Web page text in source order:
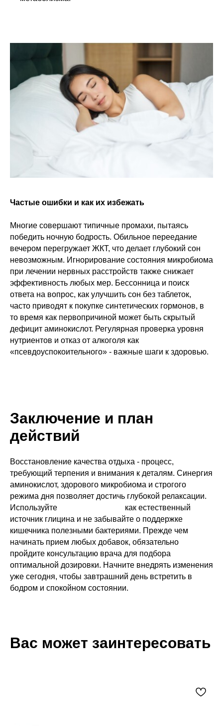
Частые ошибки и как их избежать
Многие совершают типичные промахи, пытаясь
победить ночную бодрость. Обильное переедание
вечером перегружает ЖКТ, что делает глубокий сон
невозможным. Игнорирование состояния микробиома
при лечении нервных расстройств также снижает
эффективность любых мер. Бессонница и поиск
ответа на вопрос, как улучшить сон без таблеток,
часто приводят к покупке синтетических гормонов, в
то время как первопричиной может быть скрытый
дефицит аминокислот. Регулярная проверка уровня
нутриентов и отказ от алкоголя как
«псевдоуспокоительного» - важные шаги к здоровью.
Заключение и план
действий
Восстановление качества отдыха - процесс,
требующий терпения и внимания к деталям. Синергия
аминокислот, здорового микробиома и строгого
режима дня позволяет достичь глубокой релаксации.
Используйте
как естественный
источник глицина и не забывайте о поддержке
кишечника полезными бактериями. Прежде чем
начинать прием любых добавок, обязательно
пройдите консультацию врача для подбора
оптимальной дозировки. Начните внедрять изменения
уже сегодня, чтобы завтрашний день встретить в
бодром и спокойном состоянии.
Вас может заинтересовать